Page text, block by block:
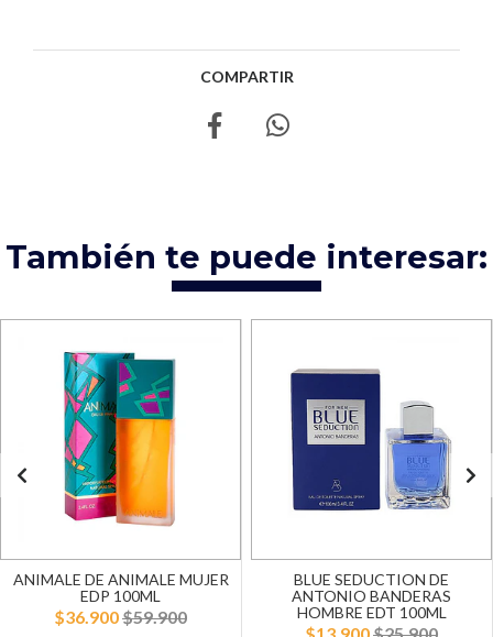
COMPARTIR
También te puede interesar:
ANIMALE DE ANIMALE MUJER
EDP 100ML
$36.900$59.900
BLUE SEDUCTION DE
ANTONIO BANDERAS
HOMBRE EDT 100ML